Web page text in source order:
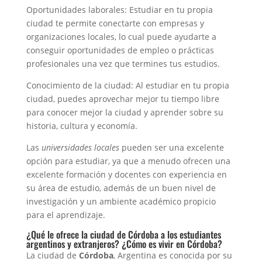
Oportunidades laborales: Estudiar en tu propia
ciudad te permite conectarte con empresas y
organizaciones locales, lo cual puede ayudarte a
conseguir oportunidades de empleo o prácticas
profesionales una vez que termines tus estudios.
Conocimiento de la ciudad: Al estudiar en tu propia
ciudad, puedes aprovechar mejor tu tiempo libre
para conocer mejor la ciudad y aprender sobre su
historia, cultura y economía.
Las universidades localespueden ser una excelente
opción para estudiar, ya que a menudo ofrecen una
excelente formación y docentes con experiencia en
su área de estudio, además de un buen nivel de
investigación y un ambiente académico propicio
para el aprendizaje.
¿Qué le ofrece la ciudad de Córdoba a los estudiantes
argentinos y extranjeros? ¿Cómo es vivir en Córdoba?
La ciudad de Córdoba, Argentina es conocida por su